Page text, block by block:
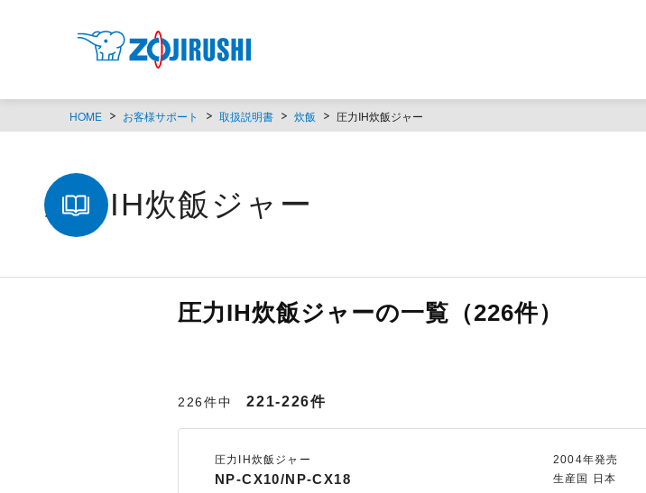
HOME お客様サポート 取扱説明書 炊飯 圧力IH炊飯ジャー
圧力IH炊飯ジャー
圧力IH炊飯ジャーの一覧（226件）
226件中 221-226件
圧力IH炊飯ジャー
NP-CX10/NP-CX18
2004年発売
生産国 日本